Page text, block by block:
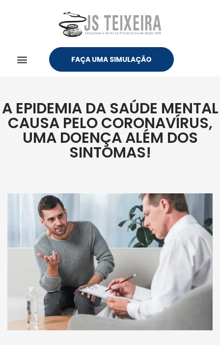
FAÇA UMA SIMULAÇÃO
A EPIDEMIA DA SAÚDE MENTAL
CAUSA PELO CORONAVÍRUS,
UMA DOENÇA ALÉM DOS
SINTOMAS!